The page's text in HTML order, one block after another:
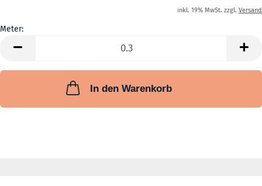
inkl. 19% MwSt. zzgl. Versand
Meter:
In den Warenkorb